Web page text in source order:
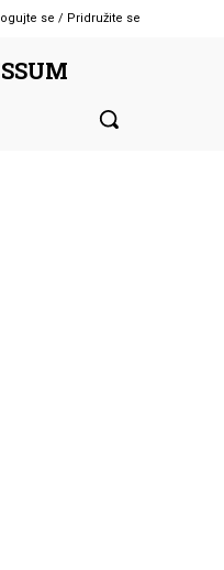
se / Pridružite se